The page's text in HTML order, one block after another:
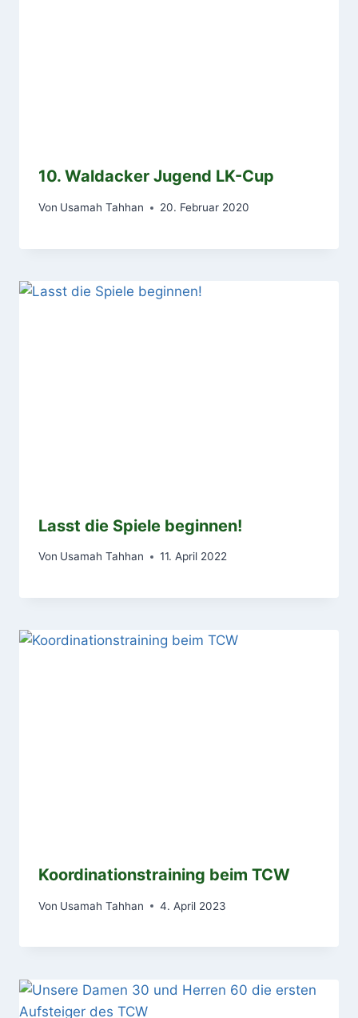
10. Waldacker Jugend LK-Cup
Von Usamah Tahhan 20. Februar 2020
Lasst die Spiele beginnen!
Von Usamah Tahhan 11. April 2022
Koordinationstraining beim TCW
Von Usamah Tahhan 4. April 2023